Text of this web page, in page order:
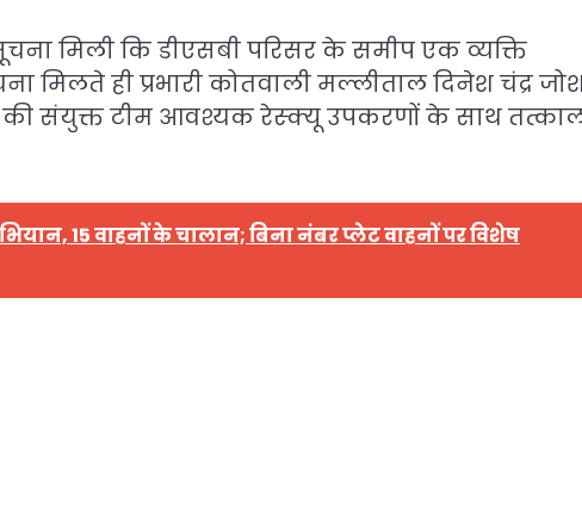
मिली कि डीएसबी परिसर के समीप एक व्यक्ति
मिलते ही प्रभारी कोतवाली मल्लीताल दिनेश चंद्र
संयुक्त टीम आवश्यक रेस्क्यू उपकरणों के साथ
15 वाहनों के चालान; बिना नंबर प्लेट वाहनों पर विशेष